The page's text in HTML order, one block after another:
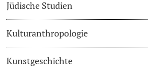
Koordinationsstelle für Geflüchtete
Beratungswegweiser
Jüdische Studien
Kulturanthropologie
Kunstgeschichte